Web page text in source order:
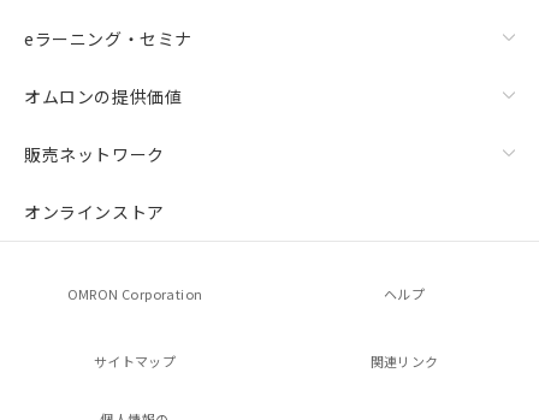
eラーニング・セミナ
オムロンの提供価値
販売ネットワーク
オンラインストア
OMRON Corporation ヘルプ
サイトマップ 関連リンク